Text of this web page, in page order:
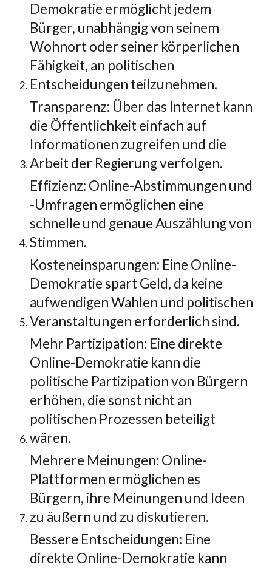
Demokratie ermöglicht jedem
Bürger, unabhängig von seinem
Wohnort oder seiner körperlichen
Fähigkeit, an politischen
Entscheidungen teilzunehmen.
Transparenz: Über das Internet kann
die Öffentlichkeit einfach auf
Informationen zugreifen und die
Arbeit der Regierung verfolgen.
Effizienz: Online-Abstimmungen und
-Umfragen ermöglichen eine
schnelle und genaue Auszählung von
Stimmen.
Kosteneinsparungen: Eine Online-
Demokratie spart Geld, da keine
aufwendigen Wahlen und politischen
Veranstaltungen erforderlich sind.
Mehr Partizipation: Eine direkte
Online-Demokratie kann die
politische Partizipation von Bürgern
erhöhen, die sonst nicht an
politischen Prozessen beteiligt
wären.
Mehrere Meinungen: Online-
Plattformen ermöglichen es
Bürgern, ihre Meinungen und Ideen
zu äußern und zu diskutieren.
Bessere Entscheidungen: Eine
direkte Online-Demokratie kann